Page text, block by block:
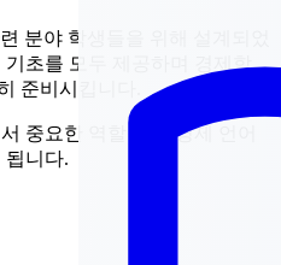
분야 학생들을 위해 설계되었
초를 모두 제공하며 경제학
준비시킵니다.
중요한 역할을 할 경제 언어
됩니다.